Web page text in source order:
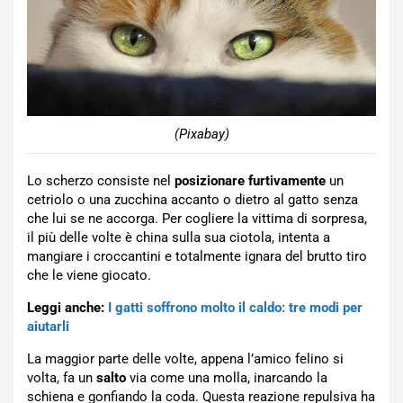
(Pixabay)
Lo scherzo consiste nel posizionare furtivamente un
cetriolo o una zucchina accanto o dietro al gatto senza
che lui se ne accorga. Per cogliere la vittima di sorpresa,
il più delle volte è china sulla sua ciotola, intenta a
mangiare i croccantini e totalmente ignara del brutto tiro
che le viene giocato.
Leggi anche:
I gatti soffrono molto il caldo: tre modi per
aiutarli
La maggior parte delle volte, appena l’amico felino si
volta, fa un salto via come una molla, inarcando la
schiena e gonfiando la coda. Questa reazione repulsiva ha